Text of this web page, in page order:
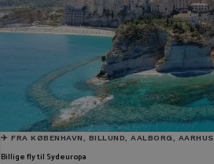
✈️ FRA KØBENHAVN, BILLUND, AALBORG, AARHUS
Billige fly til Sydeuropa